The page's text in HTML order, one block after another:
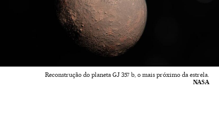
Reconstrução do planeta GJ 357 b, o mais próximo da estrela.
NASA